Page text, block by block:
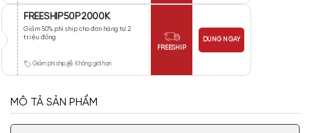
FREESHIP50P2000K
Giảm 50% phí ship cho đơn hàng từ 2
triệu đồng
Giảm phí ship Không giới hạn
FREESHIP
DÙNG NGAY
MÔ TẢ SẢN PHẨM